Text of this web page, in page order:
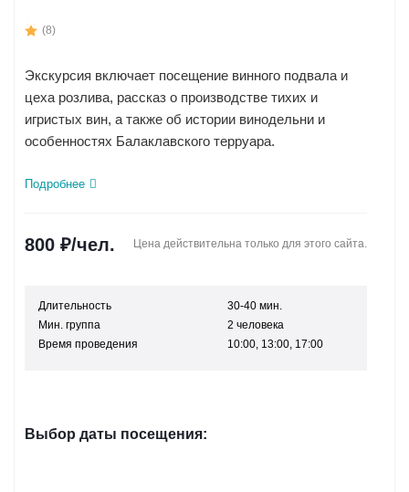
(8)
Экскурсия включает посещение винного подвала и
цеха розлива, рассказ о производстве тихих и
игристых вин, а также об истории винодельни и
особенностях Балаклавского терруара.
Подробнее
800 ₽/чел. Цена действительна только для этого сайта.
Длительность
30-40 мин.
Мин. группа
2 человека
Время проведения
10:00, 13:00, 17:00
Выбор даты посещения: